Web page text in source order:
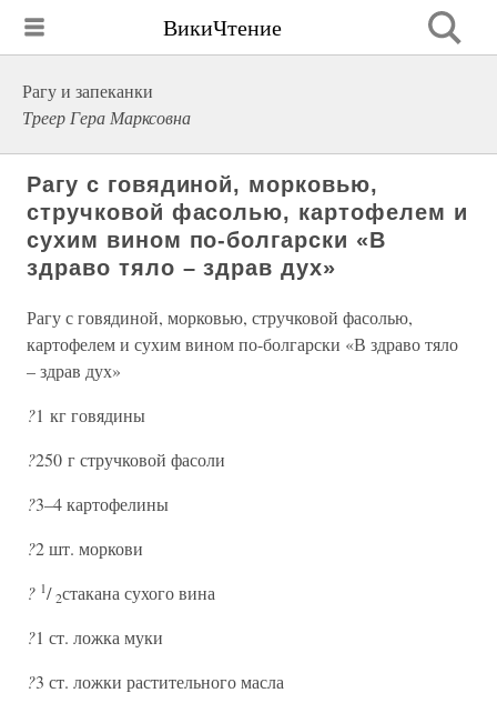
ВикиЧтение
Рагу и запеканки
Треер Гера Марксовна
Рагу с говядиной, морковью,
стручковой фасолью, картофелем и
сухим вином по-болгарски «В
здраво тяло – здрав дух»
Рагу с говядиной, морковью, стручковой фасолью,
картофелем и сухим вином по-болгарски «В здраво тяло
– здрав дух»
?1 кг говядины
?250 г стручковой фасоли
?3–4 картофелины
?2 шт. моркови
? 1/2стакана сухого вина
?1 ст. ложка муки
?3 ст. ложки растительного масла